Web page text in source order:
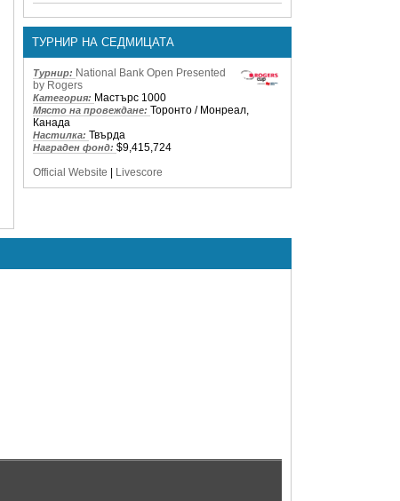
ТУРНИР НА СЕДМИЦАТА
Турнир: National Bank Open Presented
by Rogers
Категория: Мастърс 1000
Място на провеждане: Торонто / Монреал,
Канада
Настилка: Твърда
Награден фонд: $9,415,724
Official Website
Livescore